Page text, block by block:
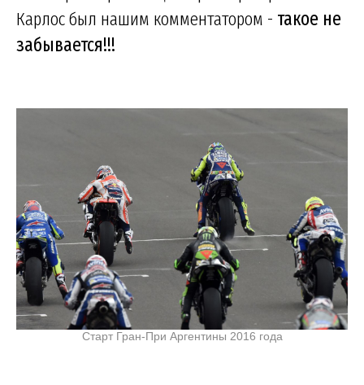
Карлос был нашим комментатором - такое не
забывается!!!
Старт Гран-При Аргентины 2016 года